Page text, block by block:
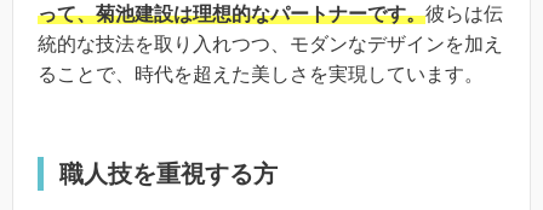
って、菊池建設は理想的なパートナーです。彼らは伝
統的な技法を取り入れつつ、モダンなデザインを加え
ることで、時代を超えた美しさを実現しています。
職人技を重視する方